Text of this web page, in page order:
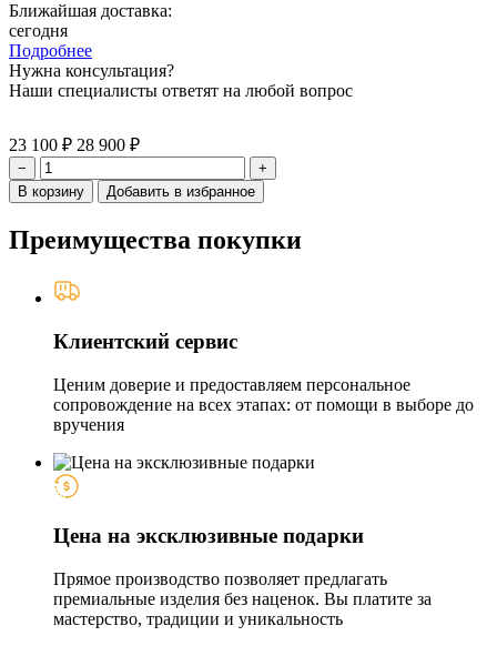
Ближайшая доставка:
сегодня
Подробнее
Нужна консультация?
Наши специалисты ответят на любой вопрос
23 100 ₽ 28 900 ₽
−
+
В корзину
Добавить в избранное
Преимущества покупки
Клиентский сервис
Ценим доверие и предоставляем персональное
сопровождение на всех этапах: от помощи в выборе до
вручения
Цена на эксклюзивные подарки
Прямое производство позволяет предлагать
премиальные изделия без наценок. Вы платите за
мастерство, традиции и уникальность